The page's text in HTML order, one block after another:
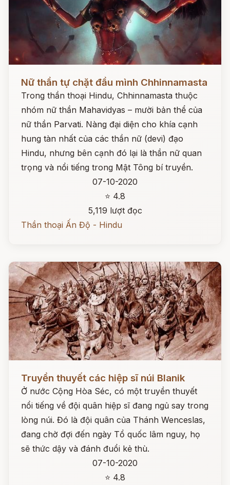
Nữ thần tự chặt đầu mình Chhinnamasta
Trong thần thoại Hindu, Chhinnamasta thuộc
nhóm nữ thần Mahavidyas – mười bản thể của
nữ thần Parvati. Nàng đại diện cho khía cạnh
hung tàn nhất của các thần nữ (devi) đạo
Hindu, nhưng bên cạnh đó lại là thần nữ quan
trọng và nổi tiếng trong Mật Tông bí truyền.
07-10-2020
⭐ 4.8
5,119 lượt đọc
Thần thoại Ấn Độ - Hindu
Đọc ngay
Truyền thuyết các hiệp sĩ núi Blanik
Ở nước Cộng Hòa Séc, có một truyền thuyết
nổi tiếng về đội quân hiệp sĩ đang ngủ say trong
lòng núi. Đó là đội quân của Thánh Wenceslas,
đang chờ đợi đến ngày Tổ quốc lâm nguy, họ
sẽ thức dậy và đánh đuổi kẻ thù.
07-10-2020
⭐ 4.8